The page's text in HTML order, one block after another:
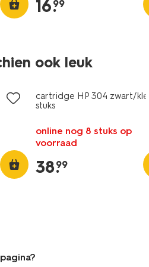
16.
99
ook leuk
cartridge HP 304 zwart/
stuks
online nog 8 stuks op
voorraad
38.
99